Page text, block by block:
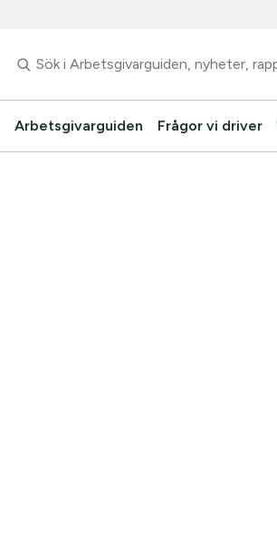
Arbetsgivarguiden Frågor vi driver